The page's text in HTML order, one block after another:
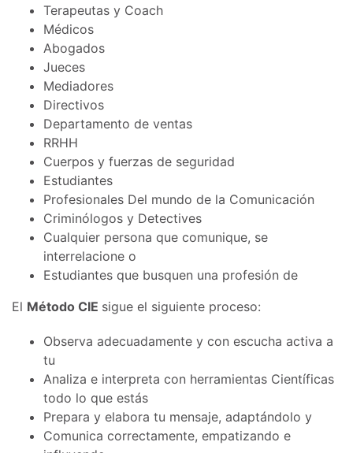
Terapeutas y Coach
Médicos
Abogados
Jueces
Mediadores
Directivos
Departamento de ventas
RRHH
Cuerpos y fuerzas de seguridad
Estudiantes
Profesionales Del mundo de la Comunicación
Criminólogos y Detectives
Cualquier persona que comunique, se
interrelacione o
Estudiantes que busquen una profesión de
El Método CIE sigue el siguiente proceso:
Observa adecuadamente y con escucha activa a
tu
Analiza e interpreta con herramientas Científicas
todo lo que estás
Prepara y elabora tu mensaje, adaptándolo y
Comunica correctamente, empatizando e